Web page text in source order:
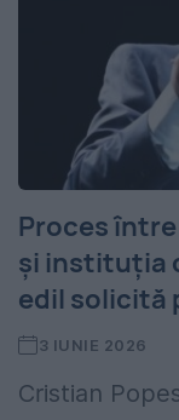
Proces
și instituția
edil solicită
3 IUNIE 2026
Cristian